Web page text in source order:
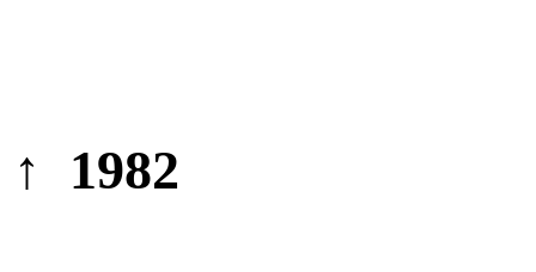
↑ 1982